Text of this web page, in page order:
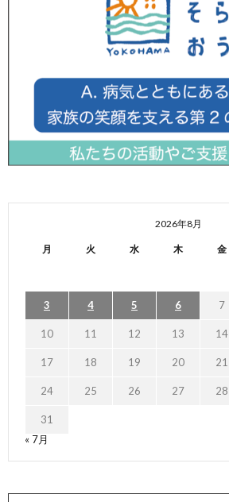
2026年8月
月 火 水 木 金
3 4 5 6 7
10 11 12 13 14
17 18 19 20 21
24 25 26 27 28
31
« 7月